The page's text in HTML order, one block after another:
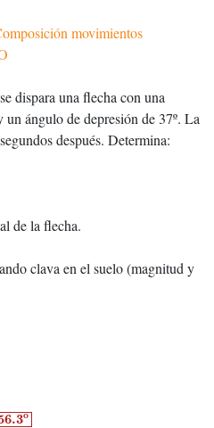
movimientos
dispara una flecha con una
un ángulo de depresión de 37º. La
después. Determina:
de la flecha.
clava en el suelo (magnitud y
o
o